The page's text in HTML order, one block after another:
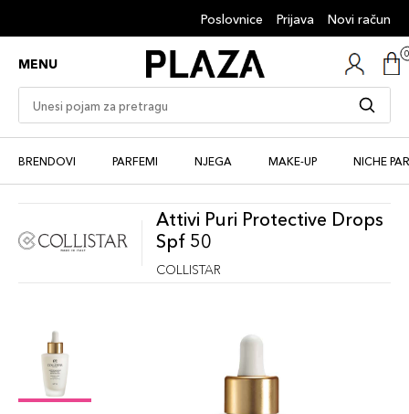
Poslovnice Prijava Novi račun
MENU
BRENDOVI PARFEMI NJEGA MAKE-UP NICHE
Attivi Puri Protective Drops
Spf 50
COLLISTAR